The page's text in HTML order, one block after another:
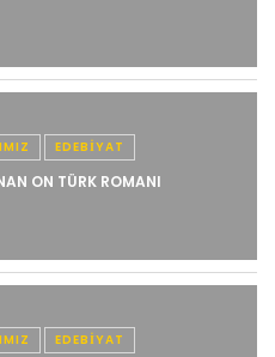
EDEBIYAT
ON TÜRK ROMANI
EDEBIYAT